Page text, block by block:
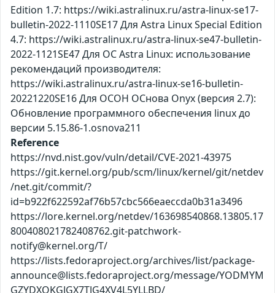
Edition 1.7: https://wiki.astralinux.ru/astra-linux-se17-
bulletin-2022-1110SE17 Для Astra Linux Special Edition
4.7: https://wiki.astralinux.ru/astra-linux-se47-bulletin-
2022-1121SE47 Для ОС Astra Linux: использование
рекомендаций производителя:
https://wiki.astralinux.ru/astra-linux-se16-bulletin-
20221220SE16 Для ОСОН ОСнова Оnyx (версия 2.7):
Обновление программного обеспечения linux до
версии 5.15.86-1.osnova211
Reference
https://nvd.nist.gov/vuln/detail/CVE-2021-43975
https://git.kernel.org/pub/scm/linux/kernel/git/netdev
/net.git/commit/?
id=b922f622592af76b57cbc566eaeccda0b31a3496
https://lore.kernel.org/netdev/163698540868.13805.17
800408021782408762.git-patchwork-
notify@kernel.org/T/
https://lists.fedoraproject.org/archives/list/package-
announce@lists.fedoraproject.org/message/YODMYM
GZYDXQKGJGX7TJG4XV4L5YLLBD/